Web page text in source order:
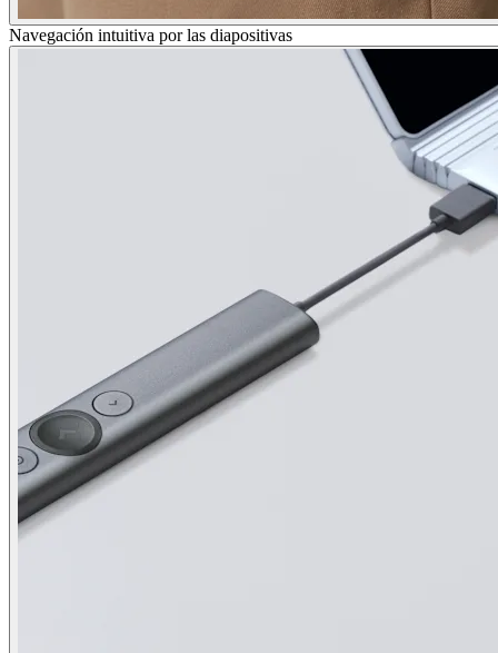
Navegación intuitiva por las diapositivas